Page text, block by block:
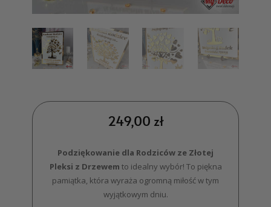
249,00 zł
Podziękowanie dla Rodziców ze Złotej
Pleksi z Drzewem to idealny wybór! To piękna
pamiątka, która wyraża ogromną miłość w tym
wyjątkowym dniu.